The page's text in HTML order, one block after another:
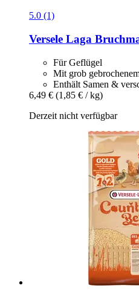
5.0 (1)
Versele Laga
Für Geflügel
Mit grob
Enthält Samen &
6,49 € (1,85 € / kg)
Derzeit nicht verfügbar